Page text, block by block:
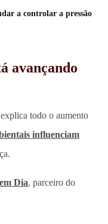
a controlar a pressão
avançando
todo o aumento
influenciam
Dia, parceiro do